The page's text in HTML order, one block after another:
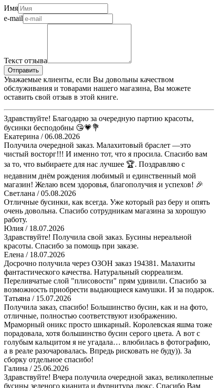
Имя
e-mail
Текст отзыва
Отправить
Уважаемые клиенты, если Вы довольны качеством
обслуживания и товарами нашего магазина, Вы можете
оставить свой отзыв в этой книге.
Здравствуйте! Благодарю за очередную партию красоты,
бусинки бесподобны 😘💗💐
Екатерина / 06.08.2026
Получила очередной заказ. Малахитовый браслет —это
чистый восторг!!! И именно тот, что я просила. Спасибо вам
за то, что выбираете для нас лучшее 🏆. Поздравляю с
недавним днём рождения любимый и единственный мой
магазин! Желаю всем здоровья, благополучия и успехов! 🎉
Светлана / 05.08.2026
Отличные бусинки, как всегда. Уже который раз беру и опять
очень довольна. Спасибо сотрудникам магазина за хорошую
работу.
Юлия / 18.07.2026
Здравствуйте! Получила свой заказ. Бусины нереальной
красоты. Спасибо за помощь при заказе.
Елена / 18.07.2026
Досрочно получила через ОЗОН заказ 194381. Малахиты
фантастического качества. Натуральный сюрреализм.
Переливчатые слой "плисовости" прям удивили. Спасибо за
возможность приобрести выдающиеся камушки. И за подарок.
Татьяна / 15.07.2026
Получила заказ, спасибо! Большинство бусин, как и на фото,
отличные, полностью соответствуют изображению.
Мраморный оникс просто шикарный. Королевская яшма тоже
порадовала, хотя большинство бусин серого цвета. А вот с
голубым кальцитом я не угадала… влюбилась в фотографию,
а в реале разочаровалась. Впредь рисковать не буду)). За
сборку отдельное спасибо!
Галина / 25.06.2026
Здравствуйте! Вчера получила очередной заказ, великолепные
бусины зеленого кианита и фурнитура люкс. Спасибо Вам